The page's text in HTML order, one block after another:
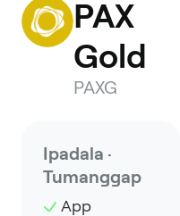
PAX
Gold
PAXG
Ipadala ·
Tumanggap
App